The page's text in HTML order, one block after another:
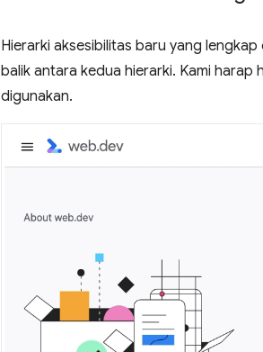
Hierarki aksesibilitas baru yang
balik antara kedua hierarki. Kami harap
digunakan.